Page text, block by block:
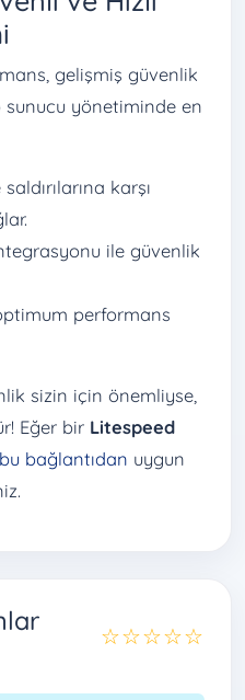
gelişmiş güvenlik
yönetiminde en
karşı
ile güvenlik
performans
sizin için önemliyse,
Eğer bir Litespeed
bu bağlantıdan uygun
☆☆☆☆☆